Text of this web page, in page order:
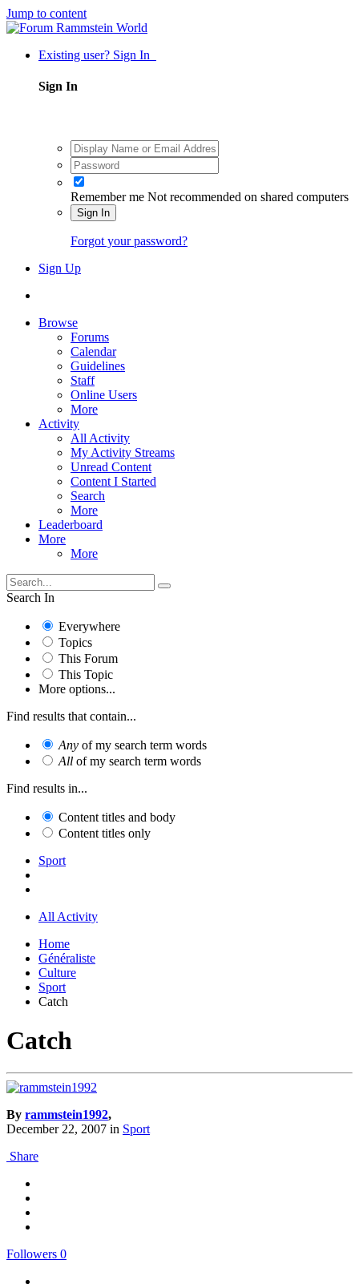
Jump to content
Existing user? Sign In
Sign In
Remember me Not recommended on shared computers
Sign In
Forgot your password?
Sign Up
Browse
Forums
Calendar
Guidelines
Staff
Online Users
More
Activity
All Activity
My Activity Streams
Unread Content
Content I Started
Search
More
Leaderboard
More
More
Search In
Everywhere
Topics
This Forum
This Topic
More options...
Find results that contain...
Any of my search term words
All of my search term words
Find results in...
Content titles and body
Content titles only
Sport
All Activity
Home
Généraliste
Culture
Sport
Catch
Catch
By rammstein1992,
December 22, 2007 in Sport
Share
Followers 0